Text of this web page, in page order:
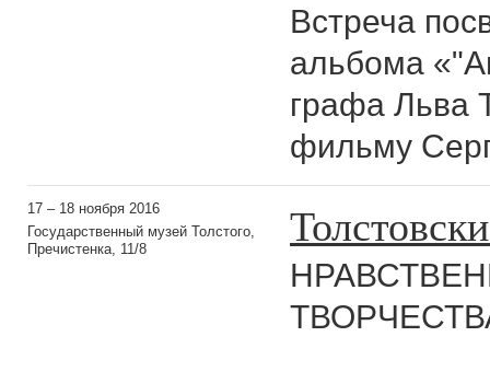
Встреча
альбома
графа Льва
фильму
17 – 18 ноября 2016
Государственный музей Толстого,
Пречистенка, 11/8